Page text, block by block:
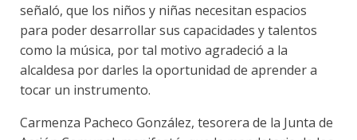
señaló, que los niños y niñas necesitan espacios
para poder desarrollar sus capacidades y talentos
como la música, por tal motivo agradeció a la
alcaldesa por darles la oportunidad de aprender a
tocar un instrumento.
Carmenza Pacheco González, tesorera de la Junta de